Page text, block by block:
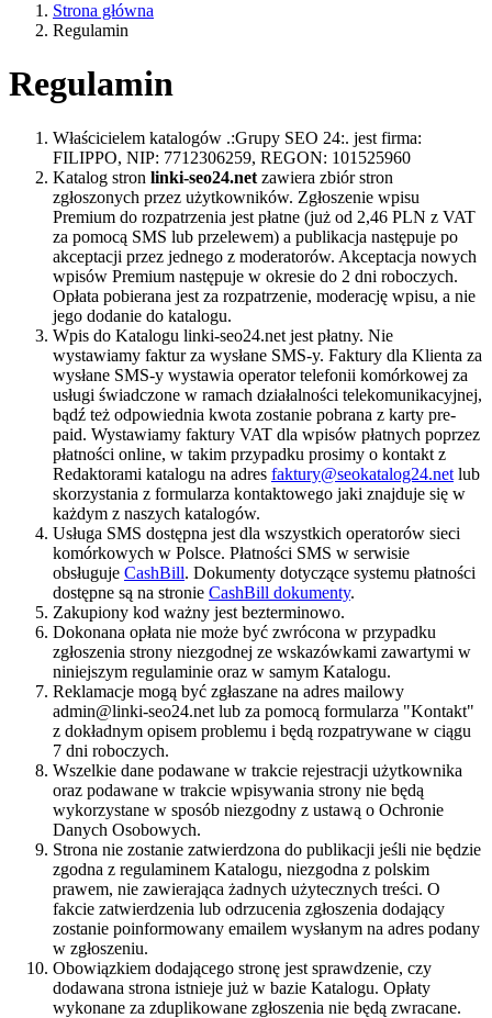
Strona główna
Regulamin
Regulamin
Właścicielem katalogów .:Grupy SEO 24:. jest firma:
FILIPPO, NIP: 7712306259, REGON: 101525960
Katalog stron linki-seo24.net zawiera zbiór stron
zgłoszonych przez użytkowników. Zgłoszenie wpisu
Premium do rozpatrzenia jest płatne (już od 2,46 PLN z VAT
za pomocą SMS lub przelewem) a publikacja następuje po
akceptacji przez jednego z moderatorów. Akceptacja nowych
wpisów Premium następuje w okresie do 2 dni roboczych.
Opłata pobierana jest za rozpatrzenie, moderację wpisu, a nie
jego dodanie do katalogu.
Wpis do Katalogu linki-seo24.net jest płatny. Nie
wystawiamy faktur za wysłane SMS-y. Faktury dla Klienta za
wysłane SMS-y wystawia operator telefonii komórkowej za
usługi świadczone w ramach działalności telekomunikacyjnej,
bądź też odpowiednia kwota zostanie pobrana z karty pre-
paid. Wystawiamy faktury VAT dla wpisów płatnych poprzez
płatności online, w takim przypadku prosimy o kontakt z
Redaktorami katalogu na adres faktury@seokatalog24.net lub
skorzystania z formularza kontaktowego jaki znajduje się w
każdym z naszych katalogów.
Usługa SMS dostępna jest dla wszystkich operatorów sieci
komórkowych w Polsce. Płatności SMS w serwisie
obsługuje CashBill. Dokumenty dotyczące systemu płatności
dostępne są na stronie CashBill dokumenty.
Zakupiony kod ważny jest bezterminowo.
Dokonana opłata nie może być zwrócona w przypadku
zgłoszenia strony niezgodnej ze wskazówkami zawartymi w
niniejszym regulaminie oraz w samym Katalogu.
Reklamacje mogą być zgłaszane na adres mailowy
admin@linki-seo24.net lub za pomocą formularza "Kontakt"
z dokładnym opisem problemu i będą rozpatrywane w ciągu
7 dni roboczych.
Wszelkie dane podawane w trakcie rejestracji użytkownika
oraz podawane w trakcie wpisywania strony nie będą
wykorzystane w sposób niezgodny z ustawą o Ochronie
Danych Osobowych.
Strona nie zostanie zatwierdzona do publikacji jeśli nie będzie
zgodna z regulaminem Katalogu, niezgodna z polskim
prawem, nie zawierająca żadnych użytecznych treści. O
fakcie zatwierdzenia lub odrzucenia zgłoszenia dodający
zostanie poinformowany emailem wysłanym na adres podany
w zgłoszeniu.
Obowiązkiem dodającego stronę jest sprawdzenie, czy
dodawana strona istnieje już w bazie Katalogu. Opłaty
wykonane za zduplikowane zgłoszenia nie będą zwracane.